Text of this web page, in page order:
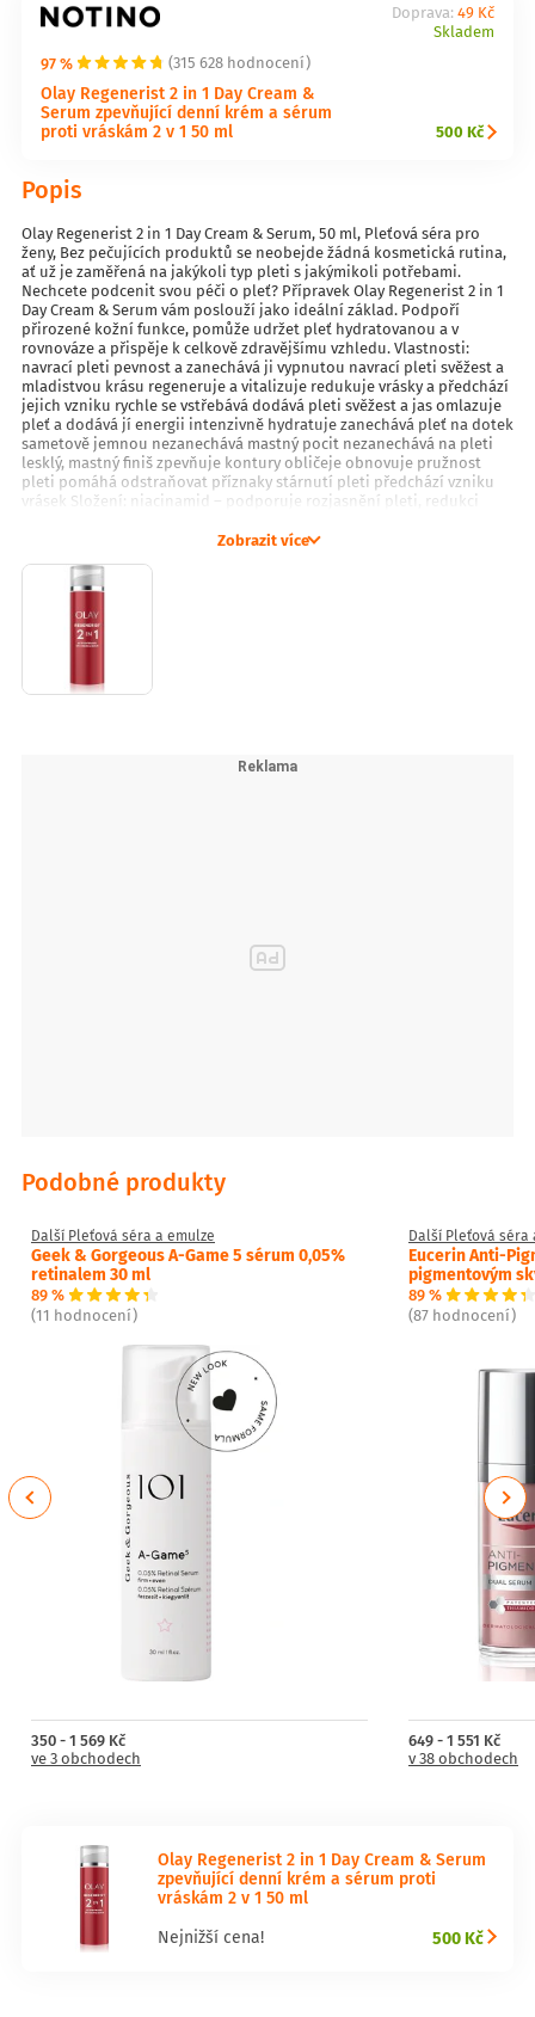
97 % (315 628 hodnocení)
Olay Regenerist 2 in 1 Day Cream &
Serum zpevňující denní krém a sérum
proti vráskám 2 v 1 50 ml
Doprava: 49 Kč
Skladem
500 Kč
Popis
Olay Regenerist 2 in 1 Day Cream & Serum, 50 ml, Pleťová séra pro
ženy, Bez pečujících produktů se neobejde žádná kosmetická rutina,
ať už je zaměřená na jakýkoli typ pleti s jakýmikoli potřebami.
Nechcete podcenit svou péči o pleť? Přípravek Olay Regenerist 2 in 1
Day Cream & Serum vám poslouží jako ideální základ. Podpoří
přirozené kožní funkce, pomůže udržet pleť hydratovanou a v
rovnováze a přispěje k celkově zdravějšímu vzhledu. Vlastnosti:
navrací pleti pevnost a zanechává ji vypnutou navrací pleti svěžest a
mladistvou krásu regeneruje a vitalizuje redukuje vrásky a předchází
jejich vzniku rychle se vstřebává dodává pleti svěžest a jas omlazuje
pleť a dodává jí energii intenzivně hydratuje zanechává pleť na dotek
sametově jemnou nezanechává mastný pocit nezanechává na pleti
lesklý, mastný finiš zpevňuje kontury obličeje obnovuje pružnost
pleti pomáhá odstraňovat příznaky stárnutí pleti předchází vzniku
vrásek Složení: niacinamid – podporuje rozjasnění pleti, redukci
pomáhá posílit ochrannou kožní bariéru a zlepšit tak úroveň
hydratace pleti peptidy – mají hydratační, vyhlazující a zjemňující
účinky, pomáhají redukovat viditelnost vrásek, podporují pevnost a
pružnost kůže, dodávají zdravý, sjednocený a zářivý vzhled a posilují
kožní bariéru Jak používat: Naneste krouživými pohyby na čistou tvář
a krk a jemně vmasírujte. Používejte každé ráno a/nebo večer.
Zobrazit více
Podobné produkty
Další Pleťová séra a emulze
Geek & Gorgeous A-Game 5 sérum 0,05%
retinalem 30 ml
89 %
(11 hodnocení)
350 - 1 569 Kč
ve 3 obchodech
Další Pleťová séra
Eucerin Anti-
pigmentovým
89 %
(87 hodnocení)
649 - 1 551 Kč
v 38 obchodech
Previous Next
Olay Regenerist 2 in 1 Day Cream & Serum
zpevňující denní krém a sérum proti
vráskám 2 v 1 50 ml
Nejnižší cena! 500 Kč